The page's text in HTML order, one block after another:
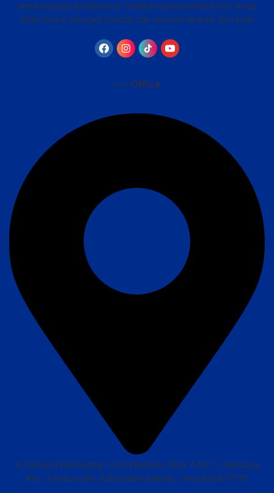
serta layanan profesional. Pastikan operasional bisnis Anda
tetap lancar dengan produk dan layanan terbaik dari kami
—– Office
Jl. Inspeksi Kalimalang, Grand Kalimas, Blok A No. 1, Jatimulya,
Kec. Tambun Sel., Kabupaten Bekasi, Jawa Barat 17510